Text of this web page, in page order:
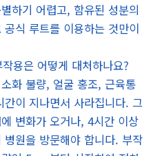
하기 어렵고, 함유된 성분의
식 루트를 이용하는 것만이
용은 어떻게 대처하나요?
화 불량, 얼굴 홍조, 근육통
이 지나면서 사라집니다. 그
변화가 오거나, 4시간 이상
원을 방문해야 합니다. 부작